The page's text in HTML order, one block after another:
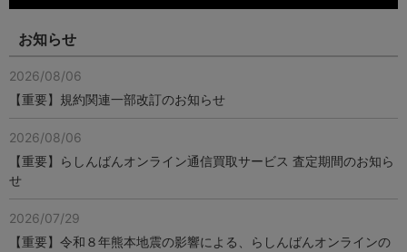
お知らせ
2026/08/06
【重要】規約関連一部改訂のお知らせ
2026/08/06
【重要】らしんばんオンライン通信買取サービス 査定期間のお知ら
せ
2026/07/29
【重要】令和８年熊本地震の影響による、らしんばんオンラインの